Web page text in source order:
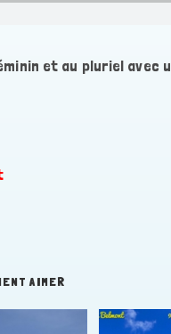
et au pluriel
AIMER